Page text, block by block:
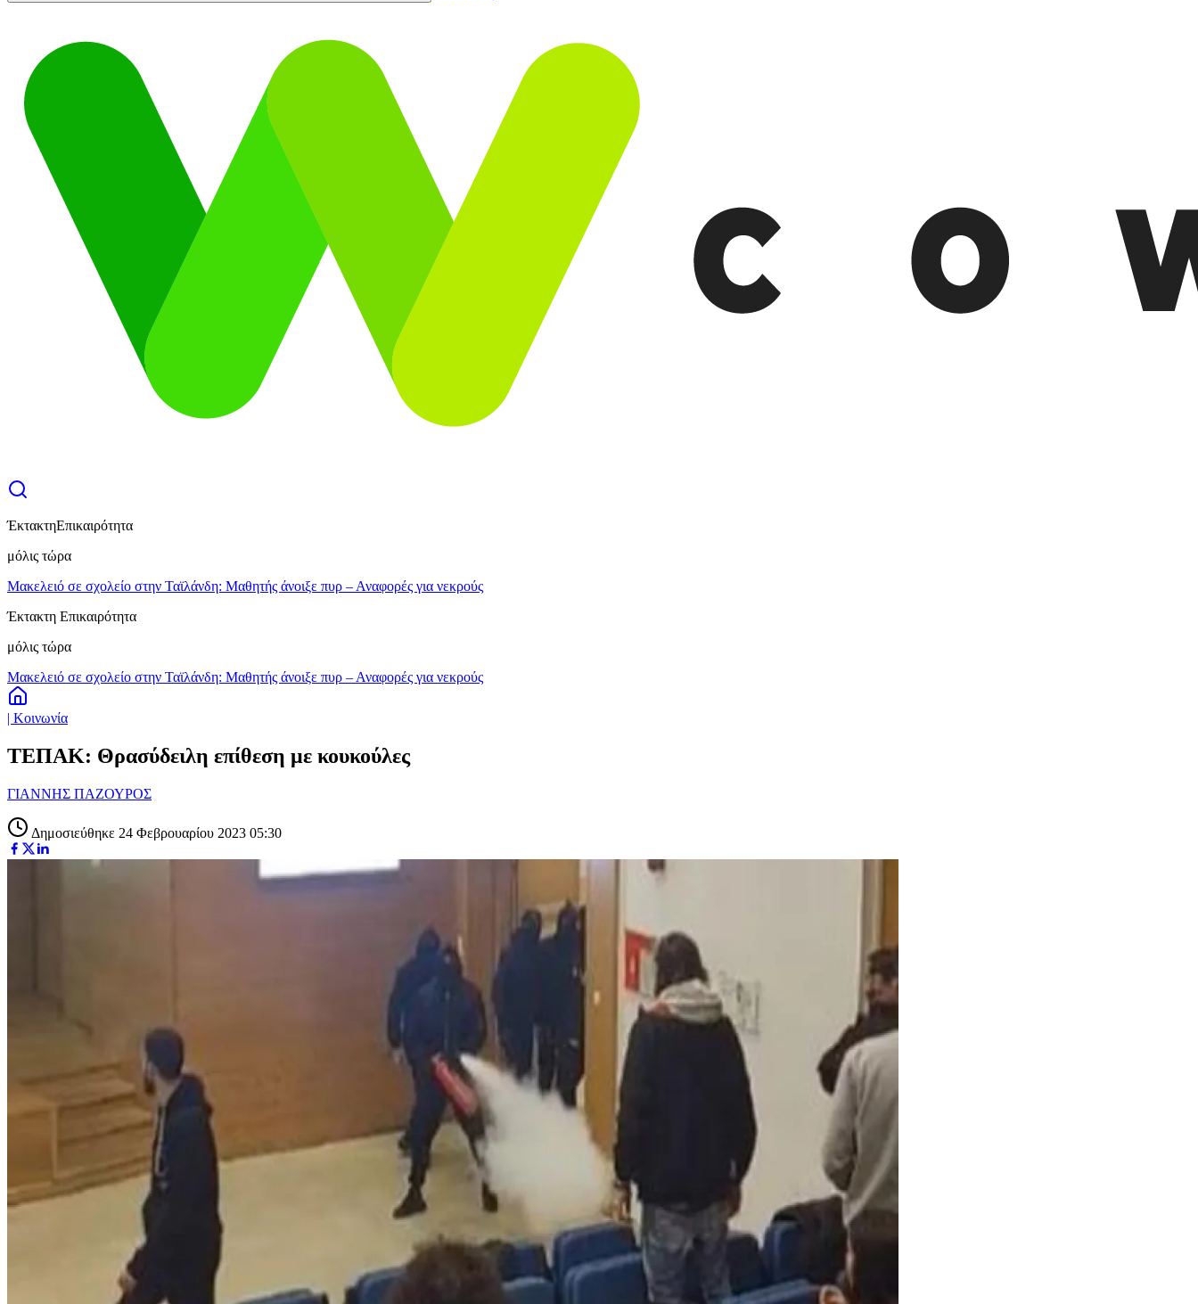
ΈκτακτηΕπικαιρότητα
μόλις τώρα
Μακελειό σε σχολείο στην Ταϊλάνδη: Μαθητής άνοιξε πυρ – Αναφορές για νεκρούς
Έκτακτη Επικαιρότητα
μόλις τώρα
Μακελειό σε σχολείο στην Ταϊλάνδη: Μαθητής άνοιξε πυρ – Αναφορές για νεκρούς
| Κοινωνία
ΤΕΠΑΚ: Θρασύδειλη επίθεση με κουκούλες
ΓΙΑΝΝΗΣ ΠΑΖΟΥΡΟΣ
Δημοσιεύθηκε 24 Φεβρουαρίου 2023 05:30